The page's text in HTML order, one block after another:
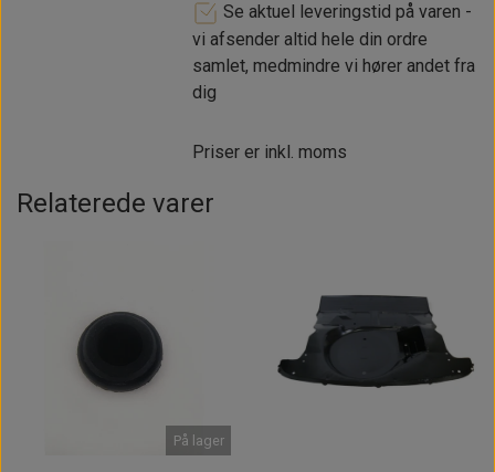
Se aktuel leveringstid på varen -
vi afsender altid hele din ordre
samlet, medmindre vi hører andet fra
dig
Priser er inkl. moms
Relaterede varer
På lager